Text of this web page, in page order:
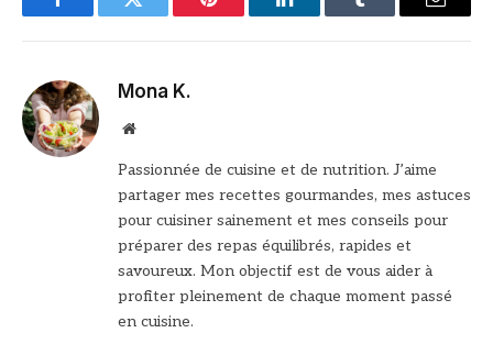
FacebookTwitter Pinterest LinkedInTumblr Email
Mona K.
Site
Passionnée de cuisine et de nutrition. J’aime
partager mes recettes gourmandes, mes astuces
pour cuisiner sainement et mes conseils pour
préparer des repas équilibrés, rapides et
savoureux. Mon objectif est de vous aider à
profiter pleinement de chaque moment passé
en cuisine.